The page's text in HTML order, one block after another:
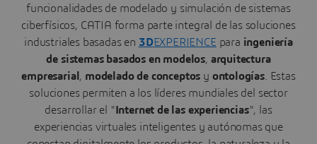
funcionalidades de modelado y simulación de sistemas
ciberfísicos, CATIA forma parte integral de las soluciones
industriales basadas en 3DEXPERIENCE para ingeniería
de sistemas basados en modelos, arquitectura
empresarial , modelado de conceptos y ontologías. Estas
soluciones permiten a los líderes mundiales del sector
desarrollar el "Internet de las experiencias", las
experiencias virtuales inteligentes y autónomas que